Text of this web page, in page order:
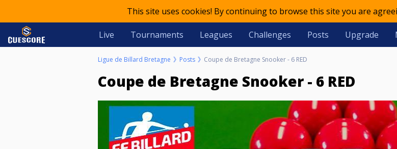
This site uses cookies! By continuing to browse this site you are
Live Tournaments Leagues Challenges Posts Upgrade
Ligue de Billard Bretagne Posts Coupe de Bretagne Snooker - 6 RED
Coupe de Bretagne Snooker - 6 RED